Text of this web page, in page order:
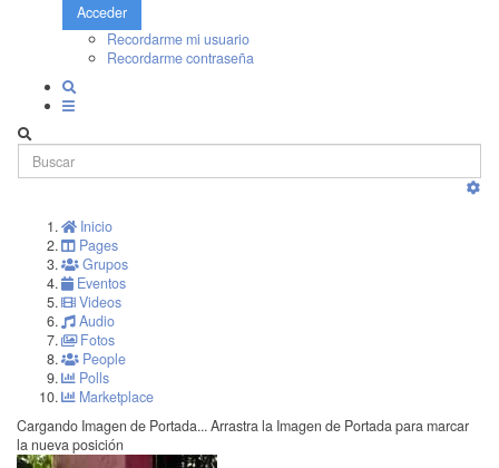
Acceder
Recordarme mi usuario
Recordarme contraseña
Inicio
Pages
Grupos
Eventos
Videos
Audio
Fotos
People
Polls
Marketplace
Cargando Imagen de Portada... Arrastra la Imagen de Portada para marcar
la nueva posición